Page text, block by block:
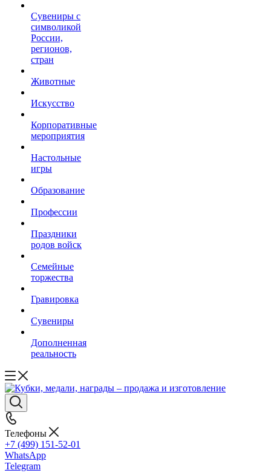
Сувениры с
символикой
России,
регионов,
стран
Животные
Искусство
Корпоративные
мероприятия
Настольные
игры
Образование
Профессии
Праздники
родов войск
Семейные
торжества
Гравировка
Сувениры
Дополненная
реальность
Телефоны
+7 (499) 151-52-01
WhatsApp
Telegram